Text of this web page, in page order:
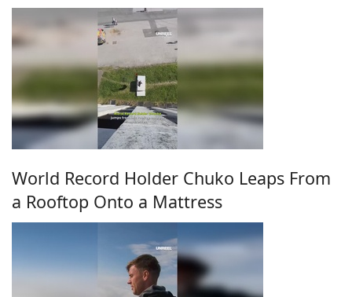
World Record Holder Chuko Leaps From
a Rooftop Onto a Mattress